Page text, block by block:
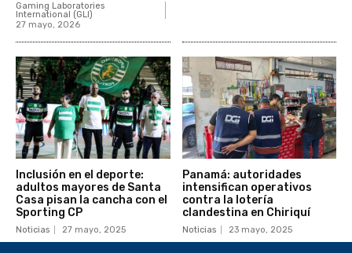
Gaming Laboratories
International (GLI)
27 mayo, 2026
Inclusión en el deporte:
adultos mayores de Santa
Casa pisan la cancha con el
Sporting CP
Noticias 27 mayo, 2025
Panamá: autoridades
intensifican operativos
contra la lotería
clandestina en Chiriquí
Noticias 23 mayo, 2025